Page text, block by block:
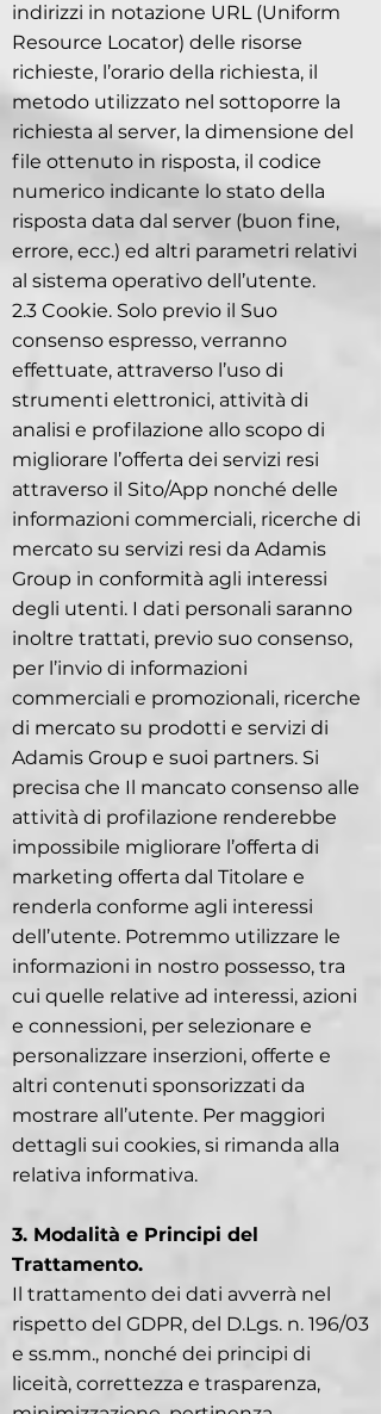
indirizzi in notazione URL (Uniform
Resource Locator) delle risorse
richieste, l’orario della richiesta, il
metodo utilizzato nel sottoporre la
richiesta al server, la dimensione del
file ottenuto in risposta, il codice
numerico indicante lo stato della
risposta data dal server (buon fine,
errore, ecc.) ed altri parametri relativi
al sistema operativo dell’utente.
2.3 Cookie. Solo previo il Suo
consenso espresso, verranno
effettuate, attraverso l’uso di
strumenti elettronici, attività di
analisi e profilazione allo scopo di
migliorare l’offerta dei servizi resi
attraverso il Sito/App nonché delle
informazioni commerciali, ricerche di
mercato su servizi resi da Adamis
Group in conformità agli interessi
degli utenti. I dati personali saranno
inoltre trattati, previo suo consenso,
per l’invio di informazioni
commerciali e promozionali, ricerche
di mercato su prodotti e servizi di
Adamis Group e suoi partners. Si
precisa che Il mancato consenso alle
attività di profilazione renderebbe
impossibile migliorare l’offerta di
marketing offerta dal Titolare e
renderla conforme agli interessi
dell’utente. Potremmo utilizzare le
informazioni in nostro possesso, tra
cui quelle relative ad interessi, azioni
e connessioni, per selezionare e
personalizzare inserzioni, offerte e
altri contenuti sponsorizzati da
mostrare all’utente. Per maggiori
dettagli sui cookies, si rimanda alla
relativa informativa.
3. Modalità e Principi del
Trattamento.
Il trattamento dei dati avverrà nel
rispetto del GDPR, del D.Lgs. n. 196/03
e ss.mm., nonché dei principi di
liceità, correttezza e trasparenza,